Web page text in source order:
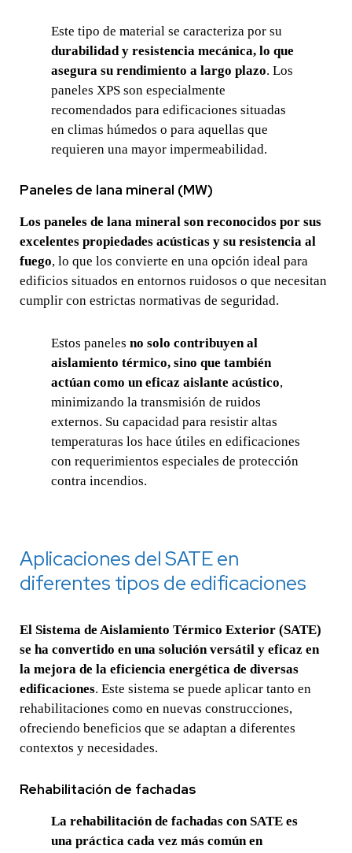
Este tipo de material se caracteriza por su
durabilidad y resistencia mecánica, lo que
asegura su rendimiento a largo plazo. Los
paneles XPS son especialmente
recomendados para edificaciones situadas
en climas húmedos o para aquellas que
requieren una mayor impermeabilidad.
Paneles de lana mineral (MW)
Los paneles de lana mineral son reconocidos por sus
excelentes propiedades acústicas y su resistencia al
fuego, lo que los convierte en una opción ideal para
edificios situados en entornos ruidosos o que necesitan
cumplir con estrictas normativas de seguridad.
Estos panelesno solo contribuyen al
aislamiento térmico, sino que también
actúan como un eficaz aislante acústico,
minimizando la transmisión de ruidos
externos. Su capacidad para resistir altas
temperaturas los hace útiles en edificaciones
con requerimientos especiales de protección
contra incendios.
Aplicaciones del SATE en
diferentes tipos de edificaciones
El Sistema de Aislamiento Térmico Exterior (SATE)
se ha convertido en una solución versátil y eficaz en
la mejora de la eficiencia energética de diversas
edificaciones. Este sistema se puede aplicar tanto en
rehabilitaciones como en nuevas construcciones,
ofreciendo beneficios que se adaptan a diferentes
contextos y necesidades.
Rehabilitación de fachadas
La rehabilitación de fachadas con SATE es
una práctica cada vez más común en